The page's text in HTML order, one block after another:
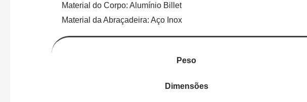
Material do Corpo: Alumínio Billet
Material da Abraçadeira: Aço Inox
Peso
Dimensões